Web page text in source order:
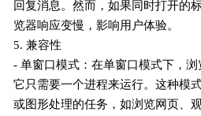
回复消息。然而，如果同时打开的
览器响应变慢，影响用户体验。
5. 兼容性
- 单窗口模式：在单窗口模式下，
它只需要一个进程来运行。这种模
或图形处理的任务，如浏览网页、